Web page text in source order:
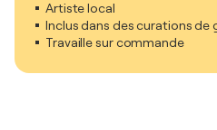
Artiste local
Inclus dans des curations de
Travaille sur commande